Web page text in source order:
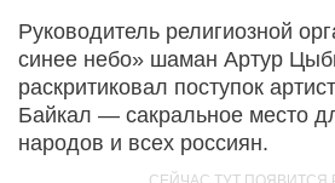
Руководитель религиозной
синее небо» шаман Артур
раскритиковал поступок
Байкал — сакральное место
народов и всех россиян.